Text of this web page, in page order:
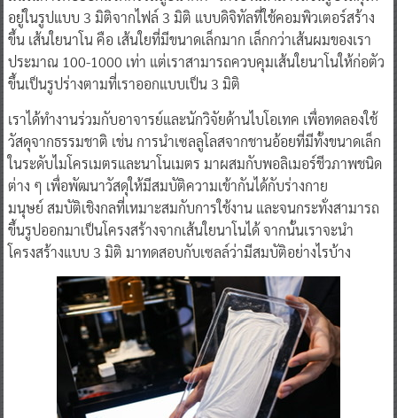
อยู่ในรูปแบบ 3 มิติจากไฟล์ 3 มิติ แบบดิจิทัลที่ใช้คอมพิวเตอร์สร้าง
ขึ้น เส้นใยนาโน คือ เส้นใยที่มีขนาดเล็กมาก เล็กกว่าเส้นผมของเรา
ประมาณ 100-1000 เท่า แต่เราสามารถควบคุมเส้นใยนาโนให้ก่อตัว
ขึ้นเป็นรูปร่างตามที่เราออกแบบเป็น 3 มิติ
เราได้ทำงานร่วมกับอาจารย์และนักวิจัยด้านไบโอเทค เพื่อทดลองใช้
วัสดุจากธรรมชาติ เช่น การนำเซลลูโลสจากชานอ้อยที่มีทั้งขนาดเล็ก
ในระดับไมโครเมตรและนาโนเมตร มาผสมกับพอลิเมอร์ชีวภาพชนิด
ต่าง ๆ เพื่อพัฒนาวัสดุให้มีสมบัติความเข้ากันได้กับร่างกาย
มนุษย์ สมบัติเชิงกลที่เหมาะสมกับการใช้งาน และจนกระทั่งสามารถ
ขึ้นรูปออกมาเป็นโครงสร้างจากเส้นใยนาโนได้ จากนั้นเราจะนำ
โครงสร้างแบบ 3 มิติ มาทดสอบกับเซลล์ว่ามีสมบัติอย่างไรบ้าง